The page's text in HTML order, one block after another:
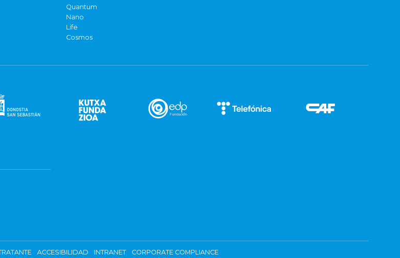
Quantum
Nano
Life
Cosmos
ACCESIBILIDAD INTRANET CORPORATE COMPLIANCE